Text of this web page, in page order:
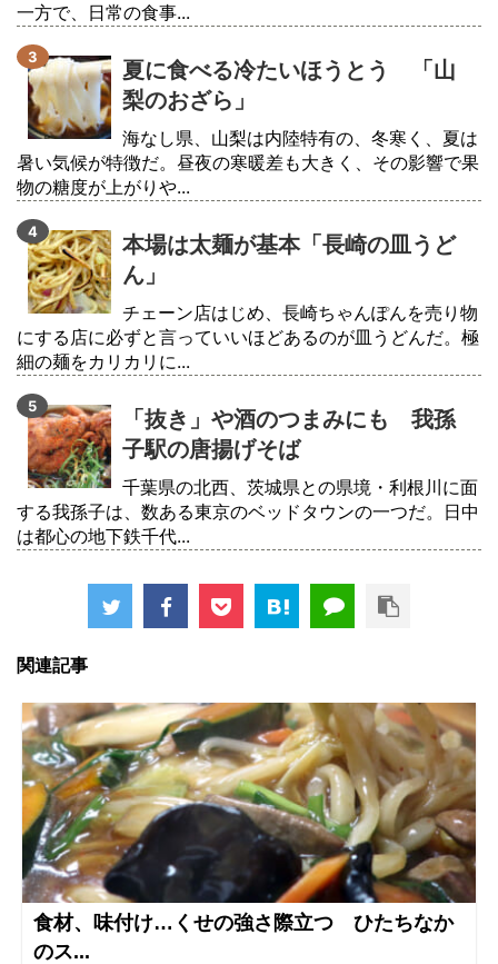
一方で、日常の食事...
夏に食べる冷たいほうとう 「山
梨のおざら」
海なし県、山梨は内陸特有の、冬寒く、夏は
暑い気候が特徴だ。昼夜の寒暖差も大きく、その影響で果
物の糖度が上がりや...
本場は太麺が基本「長崎の皿うど
ん」
チェーン店はじめ、長崎ちゃんぽんを売り物
にする店に必ずと言っていいほどあるのが皿うどんだ。極
細の麺をカリカリに...
「抜き」や酒のつまみにも 我孫
子駅の唐揚げそば
千葉県の北西、茨城県との県境・利根川に面
する我孫子は、数ある東京のベッドタウンの一つだ。日中
は都心の地下鉄千代...
関連記事
食材、味付け…くせの強さ際立つ ひたちなか
のス...